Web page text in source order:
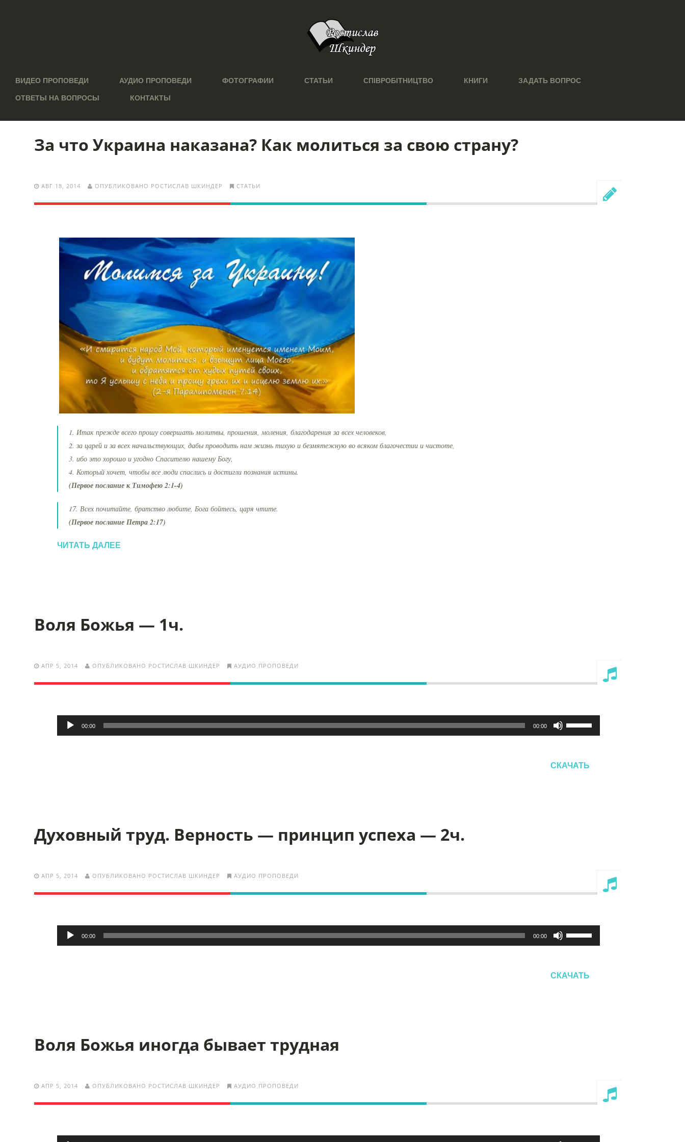
ВИДЕО ПРОПОВЕДИ АУДИО ПРОПОВЕДИ ФОТОГРАФИИ СТАТЬИ СПІВРОБІТНИЦТВО КНИГИ ЗАДАТЬ ВОПРОС
ОТВЕТЫ НА ВОПРОСЫ КОНТАКТЫ
За что Украина наказана? Как молиться за свою страну?
АВГ 18, 2014 ОПУБЛИКОВАНО РОСТИСЛАВ ШКИНДЕР СТАТЬИ
1. Итак прежде всего прошу совершать молитвы, прошения, моления, благодарения за всех человеков,
2. за царей и за всех начальствующих, дабы проводить нам жизнь тихую и безмятежную во всяком благочестии и чистоте,
3. ибо это хорошо и угодно Спасителю нашему Богу,
4. Который хочет, чтобы все люди спаслись и достигли познания истины.
(Первое послание к Тимофею 2:1-4)
17. Всех почитайте, братство любите, Бога бойтесь, царя чтите.
(Первое послание Петра 2:17)
ЧИТАТЬ ДАЛЕЕ
Воля Божья — 1ч.
АПР 5, 2014 ОПУБЛИКОВАНО РОСТИСЛАВ ШКИНДЕР АУДИО ПРОПОВЕДИ
Аудиоплеер
00:00 00:00
клавиши
вниз,
СКАЧАТЬ
Духовный труд. Верность — принцип успеха — 2ч.
АПР 5, 2014 ОПУБЛИКОВАНО РОСТИСЛАВ ШКИНДЕР АУДИО ПРОПОВЕДИ
Аудиоплеер
00:00 00:00
клавиши
вниз,
СКАЧАТЬ
Воля Божья иногда бывает трудная
АПР 5, 2014 ОПУБЛИКОВАНО РОСТИСЛАВ ШКИНДЕР АУДИО ПРОПОВЕДИ